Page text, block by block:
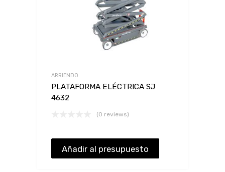
ARRIENDO
PLATAFORMA ELÉCTRICA SJ
4632
(0 reviews)
Añadir al presupuesto